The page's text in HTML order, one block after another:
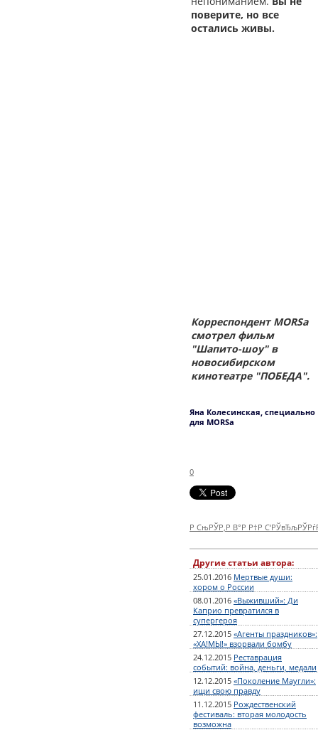
поверите, но все
остались живы.
Корреспондент MORSa
смотрел фильм
"Шапито-шоу" в
новосибирском
кинотеатре "ПОБЕДА".
Яна Колесинская, специально
для MORSа
0
Р СњРЎР‚Р В°Р Р†Р
Другие статьи автора:
25.01.2016 Мертвые души:
хором о России
08.01.2016 «Выживший»: Ди
Каприо превратился в
супергероя
27.12.2015 «Агенты праздников»:
«ХА!МЫ!» взорвали бомбу
24.12.2015 Реставрация
событий: война, деньги, медали
12.12.2015 «Поколение Маугли»:
ищи свою правду
11.12.2015 Рождественский
фестиваль: вторая молодость
возможна